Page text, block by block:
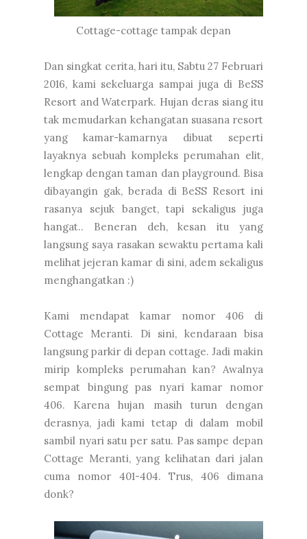
Cottage-cottage tampak depan
Dan singkat cerita, hari itu, Sabtu 27 Februari
2016, kami sekeluarga sampai juga di BeSS
Resort and Waterpark. Hujan deras siang itu
tak memudarkan kehangatan suasana resort
yang kamar-kamarnya dibuat seperti
layaknya sebuah kompleks perumahan elit,
lengkap dengan taman dan playground. Bisa
dibayangin gak, berada di BeSS Resort ini
rasanya sejuk banget, tapi sekaligus juga
hangat.. Beneran deh, kesan itu yang
langsung saya rasakan sewaktu pertama kali
melihat jejeran kamar di sini, adem sekaligus
menghangatkan :)
Kami mendapat kamar nomor 406 di
Cottage Meranti. Di sini, kendaraan bisa
langsung parkir di depan cottage. Jadi makin
mirip kompleks perumahan kan? Awalnya
sempat bingung pas nyari kamar nomor
406. Karena hujan masih turun dengan
derasnya, jadi kami tetap di dalam mobil
sambil nyari satu per satu. Pas sampe depan
Cottage Meranti, yang kelihatan dari jalan
cuma nomor 401-404. Trus, 406 dimana
donk?